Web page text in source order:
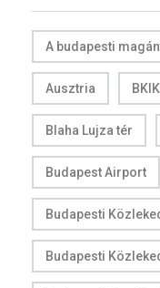
A budapesti
Ausztria BKIK
Blaha Lujza tér
Budapest Airport
Budapesti
Budapesti